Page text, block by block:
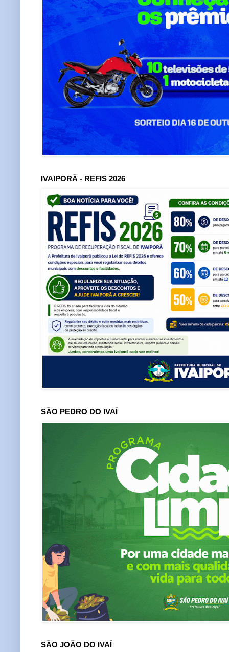
IVAIPORÃ - REFIS 2026
SÃO PEDRO DO IVAÍ
SÃO JOÃO DO IVAÍ